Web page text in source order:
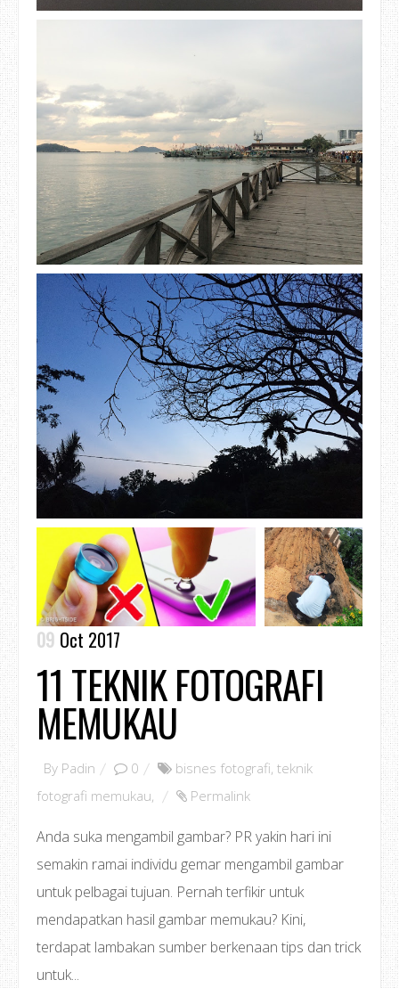
09 Oct 2017
11 TEKNIK FOTOGRAFI
MEMUKAU
By Padin 0 bisnes fotografi, teknik
fotografi memukau, Permalink
Anda suka mengambil gambar? PR yakin hari ini
semakin ramai individu gemar mengambil gambar
untuk pelbagai tujuan. Pernah terfikir untuk
mendapatkan hasil gambar memukau? Kini,
terdapat lambakan sumber berkenaan tips dan trick
untuk...